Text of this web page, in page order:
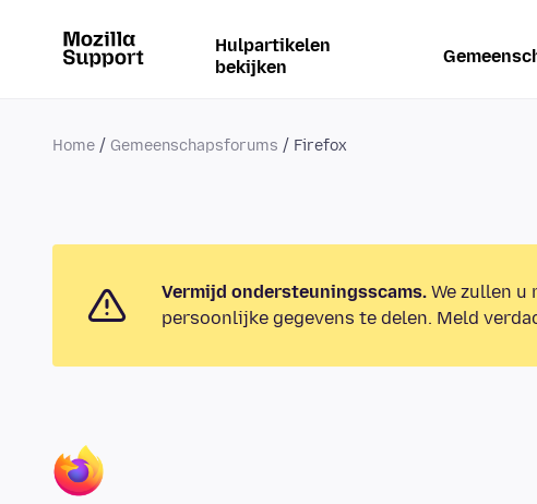
Hulpartikelen
bekijken
Home Gemeenschapsforums Firefox
Vermijd ondersteuningsscams. We zullen u
persoonlijke gegevens te delen. Meld